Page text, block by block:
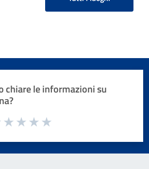
chiare le informazioni su
la pagina